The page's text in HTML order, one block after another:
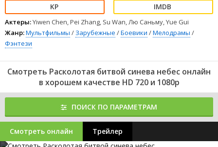
Актеры:Yiwen Chen, Pei Zhang, Su Wan, Лю Саньму, Yue Gui
Жанр:Мультфильмы / Зарубежные /Боевики /Мелодрамы /
Фэнтези
Смотреть Расколотая битвой синева небес онлайн
в хорошем качестве HD 720 и 1080p
ПОИСК ПО ПАРАМЕТРАМ
Смотреть онлайн Трейлер